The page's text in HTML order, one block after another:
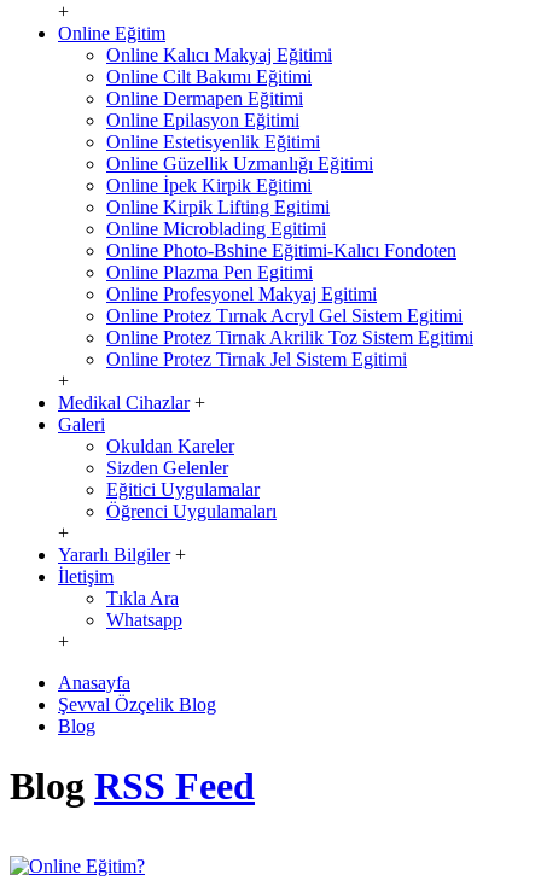
+
Online Eğitim
Online Kalıcı Makyaj Eğitimi
Online Cilt Bakımı Eğitimi
Online Dermapen Eğitimi
Online Epilasyon Eğitimi
Online Estetisyenlik Eğitimi
Online Güzellik Uzmanlığı Eğitimi
Online İpek Kirpik Eğitimi
Online Kirpik Lifting Egitimi
Online Microblading Egitimi
Online Photo-Bshine Eğitimi-Kalıcı Fondoten
Online Plazma Pen Egitimi
Online Profesyonel Makyaj Egitimi
Online Protez Tırnak Acryl Gel Sistem Egitimi
Online Protez Tirnak Akrilik Toz Sistem Egitimi
Online Protez Tirnak Jel Sistem Egitimi
+
Medikal Cihazlar +
Galeri
Okuldan Kareler
Sizden Gelenler
Eğitici Uygulamalar
Öğrenci Uygulamaları
+
Yararlı Bilgiler +
İletişim
Tıkla Ara
Whatsapp
+
Anasayfa
Şevval Özçelik Blog
Blog
Blog RSS Feed